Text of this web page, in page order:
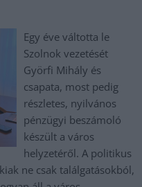
Egy éve váltotta le
Szolnok vezetését
Györfi Mihály és
csapata, most pedig
részletes, nyilvános
pénzügyi beszámoló
készült a város
helyzetéről. A politikus
ne csak találgatásokból,